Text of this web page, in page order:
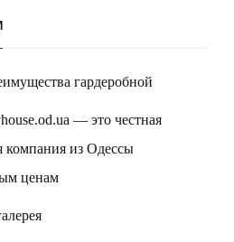
гардеробной
— это честная
компания из Одессы
ценам